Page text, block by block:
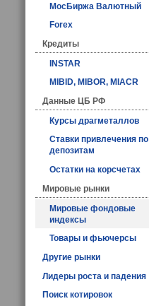
МосБиржа Валютный
Forex
Кредиты
INSTAR
MIBID, MIBOR, MIACR
Данные ЦБ РФ
Курсы драгметаллов
Ставки привлечения по
депозитам
Остатки на корсчетах
Мировые рынки
Мировые фондовые
индексы
Товары и фьючерсы
Другие рынки
Лидеры роста и падения
Поиск котировок